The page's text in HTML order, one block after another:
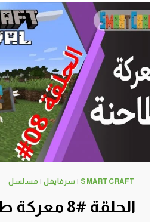
نهائي
لتسخين
الطعام
ماين
كرافت
الجوال
#SMARTCRAFT
SMARTCRAFT
| سرفايفل| مسلسل
الحلقة #8